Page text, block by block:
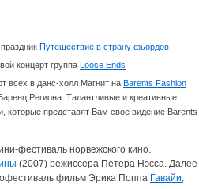
Путешествие в страну фьордов
концерт группа Loose Ends
всех в данс-холл Магнит на Barents Fashion
Региона. Талантливые и креативные
представят Вам свое видение Barents
фестиваль норвежского кино.
(2007) режиссера Петера Нэсса. Далее
фильм Эрика Поппа Гавайи,